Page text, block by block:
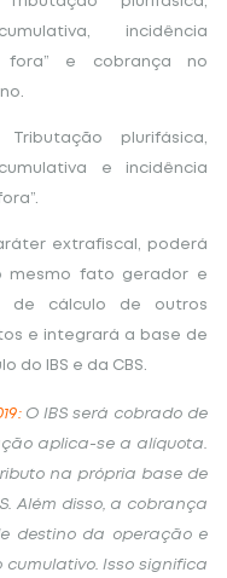
incidência
fora” e cobrança no
Tributação plurifásica,
e incidência
extrafiscal, poderá
mesmo fato gerador e
de cálculo de outros
e integrará a base de
do IBS e da CBS
O IBS será cobrado de
aplica-se a alíquota.
na própria base de
Além disso, a cobrança
destino da operação e
Isso significa